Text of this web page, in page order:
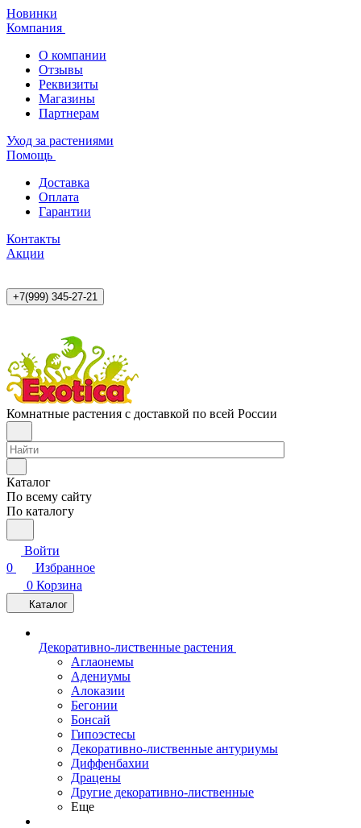
Новинки
Компания
О компании
Отзывы
Реквизиты
Магазины
Партнерам
Уход за растениями
Помощь
Доставка
Оплата
Гарантии
Контакты
Акции
+7(999) 345-27-21
Комнатные растения с доставкой по всей России
Каталог
По всему сайту
По каталогу
Войти
0
Избранное
0 Корзина
Каталог
Декоративно-лиственные растения
Аглаонемы
Адениумы
Алоказии
Бегонии
Бонсай
Гипоэстесы
Декоративно-лиственные антуриумы
Диффенбахии
Драцены
Другие декоративно-лиственные
Еще